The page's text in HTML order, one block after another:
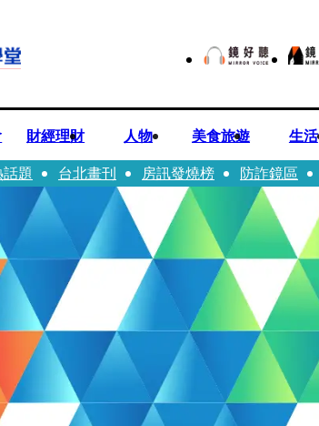
財經理財 人物 美食旅遊 生活
話題 台北畫刊 房訊發燒榜 防詐鏡區